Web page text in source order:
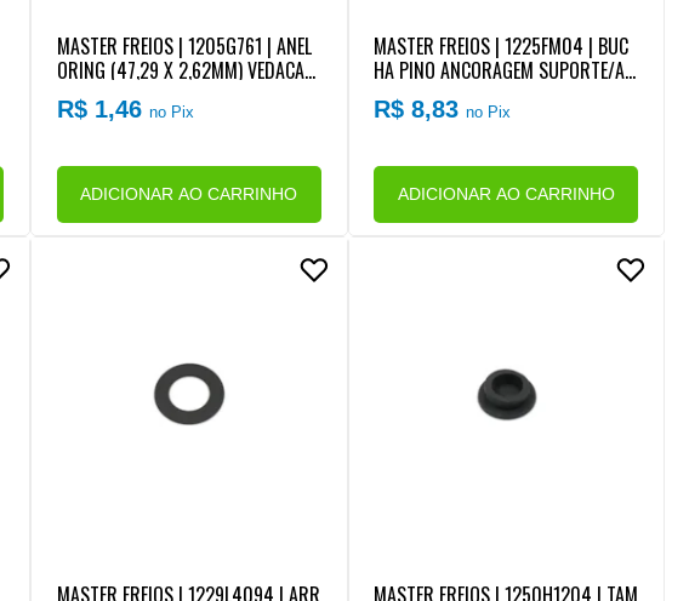
MASTER FREIOS | 1205G761 | ANEL
ORING (47,29 X 2,62MM) VEDACAO
EIXO S/Z FREIO NO ESPELHO/GUAR
DA PO RODA AGRALE/FORD/IVECO/
R$ 1,46 no Pix
ADICIONAR AO CARRINHO
MASTER FREIOS | 1225FM04 | BUC
HA PINO ANCORAGEM SUPORTE/AR
ANHA/SPIDER SAPATA/PATIM FREIO
DIANTEIRO/TRASEIRO AGRALE/FOR
) (ACO)
R$ 8,83no Pix
ADICIONAR AO CARRINHO